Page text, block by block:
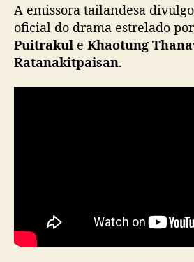
A emissora tailandesa
oficial do drama estrelado por
Puitrakul e Khaotung
Ratanakitpaisan.